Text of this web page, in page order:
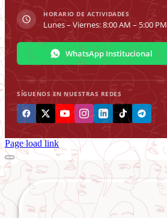
HORARIO DE ACTIVIDADES
Lunes – Viernes: 8:00 AM – 5:00 PM
WhatsApp Institucional
SÍGUENOS EN NUESTRAS REDES
Page load link